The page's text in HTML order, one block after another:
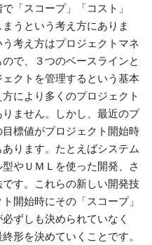
「スコープ」「コスト」
うという考え方にありま
考え方はプロジェクトマネ
で、３つのベースラインと
クトを管理するという基本
により多くのプロジェクト
ません。しかし、最近のプ
標値がプロジェクト開始時
ります。たとえばシステム
やＵＭＬを使った開発、さ
す。これらの新しい開発技
開始時にその「スコープ」
ずしも決められていなく
形を決めていくことです。